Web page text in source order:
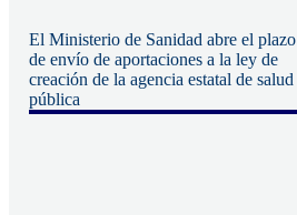
El Ministerio de Sanidad abre el plazo
de envío de aportaciones a la ley de
creación de la agencia estatal de salud
pública